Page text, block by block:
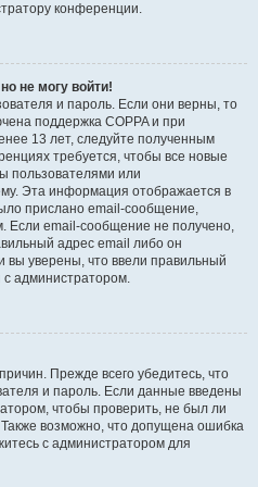
конференции.
не могу войти!
и пароль. Если они верны, то
поддержка COPPA и при
13 лет, следуйте полученным
требуется, чтобы все новые
пользователями или
Эта информация отображается в
прислано email-сообщение,
Если email-сообщение не получено,
адрес email либо он
вы уверены, что ввели правильный
с администратором.
Прежде всего убедитесь, что
и пароль. Если данные введены
чтобы проверить, не был ли
возможно, что допущена ошибка
с администратором для